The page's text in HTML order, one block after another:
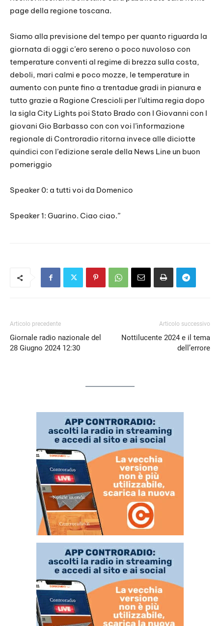
page della regione toscana.
Siamo alla previsione del tempo per quanto riguarda la
giornata di oggi c’ero sereno o poco nuvoloso con
temperature conventi al regime di brezza sulla costa,
deboli, mari calmi e poco mozze, le temperature in
aumento con punte fino a trentadue gradi in pianura e
tutto grazie a Ragione Crescioli per l’ultima regia dopo
la sigla City Lights poi Stato Brado con I Giovanni con I
giovani Gio Barbasso con con voi l’informazione
regionale di Controradio ritorna invece alle diciotte
quindici con l’edizione serale della News Line un buon
pomeriggio
Speaker 0: a tutti voi da Domenico
Speaker 1: Guarino. Ciao ciao.”
Articolo precedente
Giornale radio nazionale del
28 Giugno 2024 12:30
Articolo successivo
Nottilucente 2024 e il tema
dell’errore